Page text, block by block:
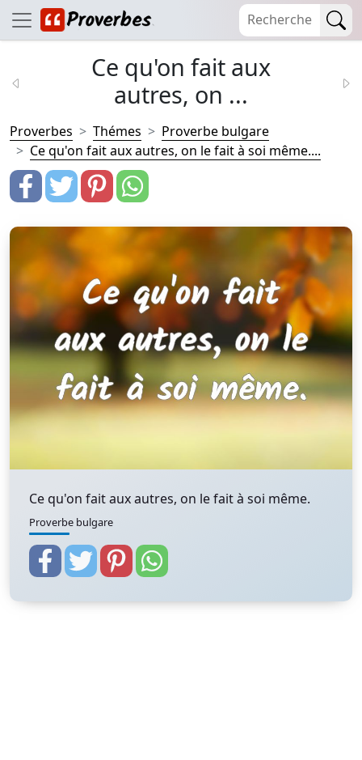
Ce qu'on fait aux
autres, on ...
Proverbes Thémes
Proverbe bulgare
Ce qu'on fait aux autres, on le fait à soi même....
Ce qu'on fait aux autres, on le fait à soi même.
Proverbe bulgare